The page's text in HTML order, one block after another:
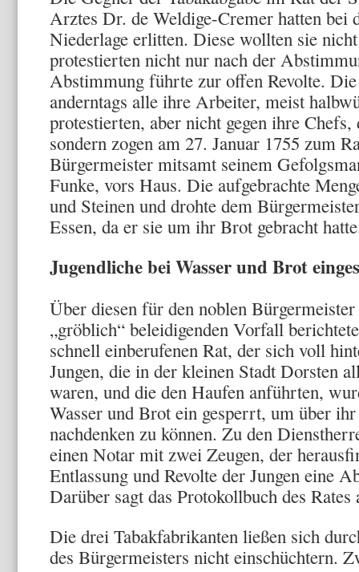
Arztes Dr. de Weldige-Cremer hatten bei
Niederlage erlitten. Diese wollten sie
protestierten nicht nur nach der
Abstimmung führte zur offen Revolte.
anderntags alle ihre Arbeiter, meist
protestierten, aber nicht gegen ihre Chefs,
sondern zogen am 27. Januar 1755 zum
Bürgermeister mitsamt seinem
Funke, vors Haus. Die aufgebrachte
und Steinen und drohte dem
Essen, da er sie um ihr Brot gebracht
Jugendliche bei Wasser und Brot
Über diesen für den noblen
„gröblich“ beleidigenden Vorfall
schnell einberufenen Rat, der sich voll
Jungen, die in der kleinen Stadt Dorsten
waren, und die den Haufen anführten,
Wasser und Brot ein gesperrt, um über
nachdenken zu können. Zu den
einen Notar mit zwei Zeugen, der
Entlassung und Revolte der Jungen eine
Darüber sagt das Protokollbuch des
Die drei Tabakfabrikanten ließen sich
des Bürgermeisters nicht einschüchtern.